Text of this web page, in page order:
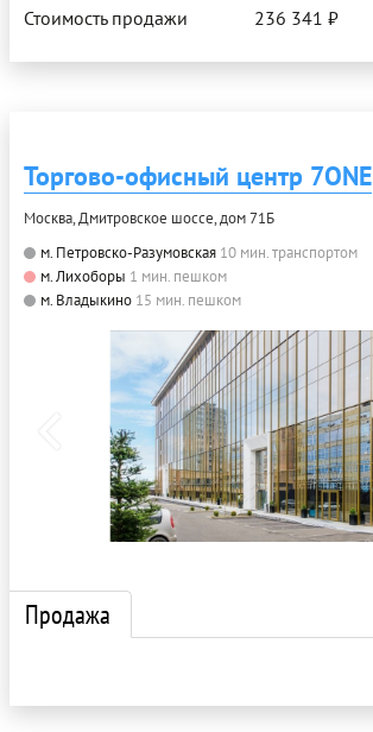
Стоимость продажи 236 341 ₽
Торгово-офисный центр 7ONE
Москва, Дмитровское шоссе, дом 71Б
м. Петровско-Разумовская 10 мин. транспортом
м. Лихоборы 1 мин. пешком
м. Владыкино 15 мин. пешком
Продажа